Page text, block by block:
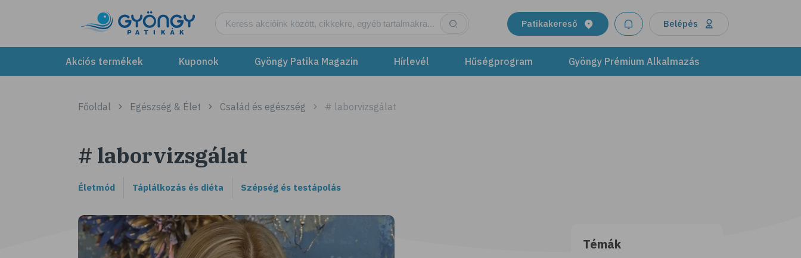
Patikakereső Belépés
Akciós termékek Kuponok Gyöngy Patika Magazin Hírlevél Hűségprogram Gyöngy Prémium Alkalmazás
Főoldal Egészség & Élet Család és egészség # laborvizsgálat
# laborvizsgálat
Életmód Táplálkozás és diéta Szépség és testápolás
Témák